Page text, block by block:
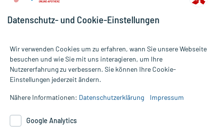
Bewertungen mit durchschnittlich 4,7 von 5 Sternen abgegeben.
Alle Preise gelten inkl. MwSt., ggf. zzgl. Versandkosten
Informationen auf dieser Website werden ausschließlich für
die Untersuchung und Behandlung durch einen Arzt. Bitte
Therapien eingeleitet werden können. | Diese Webseite benutzt
Datenschutz- und Cookie-Einstellungen
Wir verwenden Cookies um zu erfahren, wann Sie unsere Webseite
besuchen und wie Sie mit uns interagieren, um Ihre
Nutzererfahrung zu verbessern. Sie können Ihre Cookie-
Einstellungen jederzeit ändern.
Nähere Informationen: Datenschutzerklärung Impressum
Google Analytics